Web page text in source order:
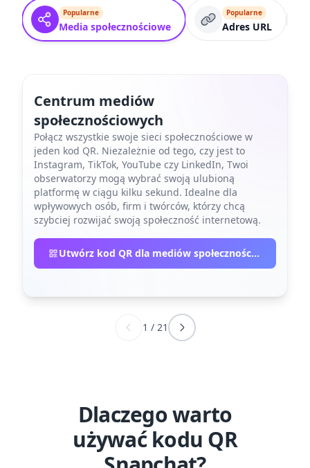
Popularne
Media społecznościowe
Popularne
Adres URL
Centrum mediów
społecznościowych
Połącz wszystkie swoje sieci społecznościowe w
jeden kod QR. Niezależnie od tego, czy jest to
Instagram, TikTok, YouTube czy LinkedIn, Twoi
obserwatorzy mogą wybrać swoją ulubioną
platformę w ciągu kilku sekund. Idealne dla
wpływowych osób, firm i twórców, którzy chcą
szybciej rozwijać swoją społeczność internetową.
Utwórz kod QR dla mediów społecznościowych
1 / 21
Dlaczego warto
używać kodu QR